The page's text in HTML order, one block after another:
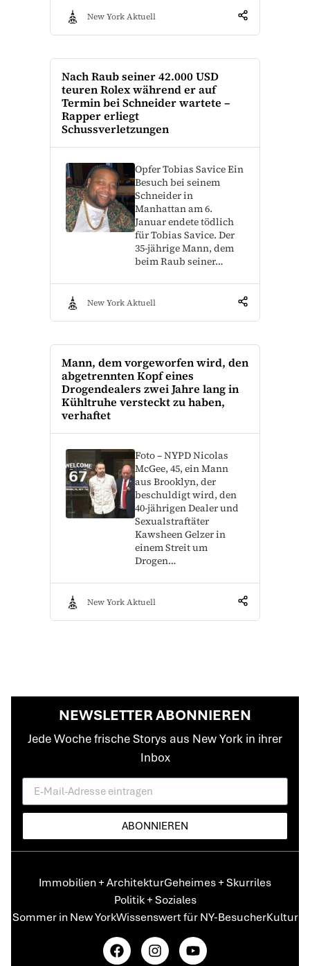
New York Aktuell
Nach Raub seiner 42.000 USD
teuren Rolex während er auf
Termin bei Schneider wartete –
Rapper erliegt
Schussverletzungen
Opfer Tobias Savice Ein
Besuch bei seinem
Schneider in
Manhattan am 6.
Januar endete tödlich
für Tobias Savice. Der
35-jährige Mann, dem
beim Raub seiner…
New York Aktuell
Mann, dem vorgeworfen wird, den
abgetrennten Kopf eines
Drogendealers zwei Jahre lang in
Kühltruhe versteckt zu haben,
verhaftet
Foto – NYPD Nicolas
McGee, 45, ein Mann
aus Brooklyn, der
beschuldigt wird, den
40-jährigen Dealer und
Sexualstraftäter
Kawsheen Gelzer in
einem Streit um
Drogen…
New York Aktuell
NEWSLETTER ABONNIEREN
Jede Woche frische Storys aus New York in ihrer
Inbox
ABONNIEREN
Immobilien + ArchitekturGeheimes + Skurriles
Politik + Soziales
Sommer in New YorkWissenswert für NY-BesucherKultur